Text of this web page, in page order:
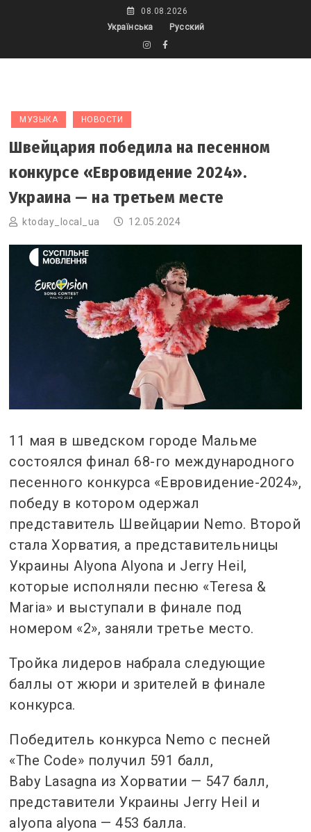
08.08.2026
Українська
Русский
МУЗЫКА НОВОСТИ
Швейцария победила на песенном
конкурсе «Евровидение 2024».
Украина — на третьем месте
ktoday_local_ua 12.05.2024
11 мая в шведском городе Мальме
состоялся финал 68-го международного
песенного конкурса «Евровидение-2024»,
победу в котором одержал
представитель Швейцарии Nemo. Второй
стала Хорватия, а представительницы
Украины Alyona Alyona и Jerry Heil,
которые исполняли песню «Teresa &
Maria» и выступали в финале под
номером «2», заняли третье место.
Тройка лидеров набрала следующие
баллы от жюри и зрителей в финале
конкурса.
Победитель конкурса Nemo с песней
«The Code» получил 591 балл,
Baby Lasagna из Хорватии — 547 балл,
представители Украины Jerry Heil и
аІуопа alyona — 453 балла.